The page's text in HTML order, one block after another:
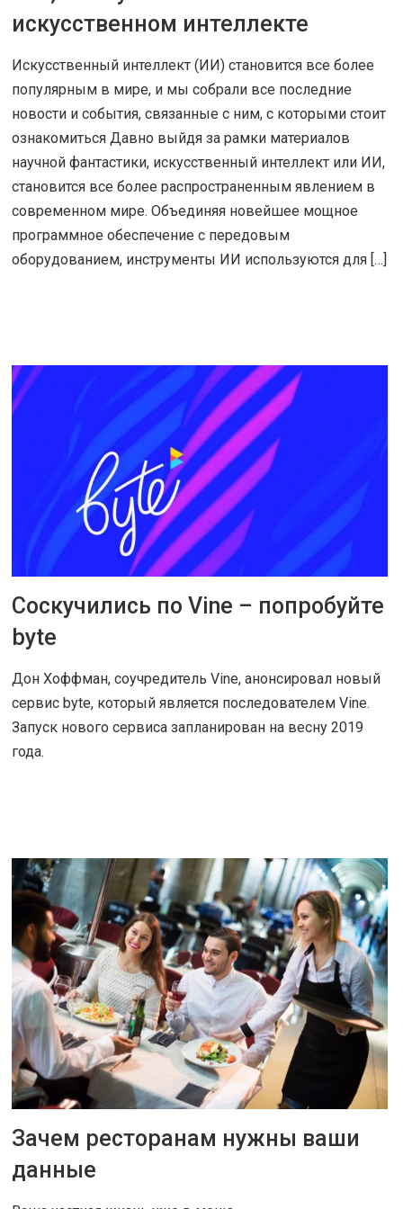
искусственном интеллекте
Искусственный интеллект (ИИ) становится все более
популярным в мире, и мы собрали все последние
новости и события, связанные с ним, с которыми стоит
ознакомиться Давно выйдя за рамки материалов
научной фантастики, искусственный интеллект или ИИ,
становится все более распространенным явлением в
современном мире. Объединяя новейшее мощное
программное обеспечение с передовым
оборудованием, инструменты ИИ используются для […]
26 НОЯ 2018 СОВЕТЫ
Соскучились по Vine – попробуйте
byte
Дон Хоффман, соучредитель Vine, анонсировал новый
сервис byte, который является последователем Vine.
Запуск нового сервиса запланирован на весну 2019
года.
25 НОЯ 2018 | СОВЕТЫ
Зачем ресторанам нужны ваши
данные